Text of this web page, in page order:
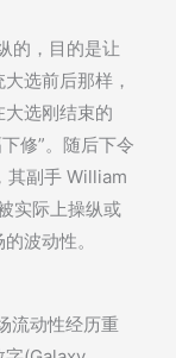
的，目的是让
选前后那样，
选刚结束的
修”。随后下令
其副手 William
实际上操纵或
波动性。
流动性经历重